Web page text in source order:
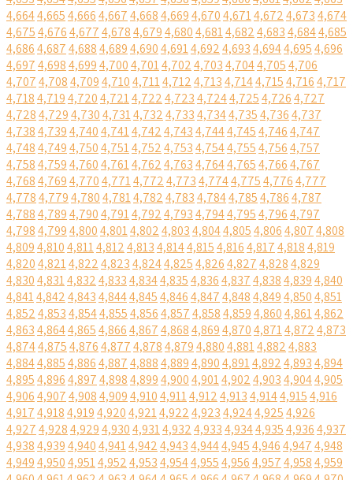
4,6644,6654,6664,6674,6684,6694,6704,6714,6724,6734,674
4,6754,6764,6774,6784,6794,6804,6814,6824,6834,6844,685
4,6864,6874,6884,6894,6904,6914,6924,6934,6944,6954,696
4,6974,6984,6994,7004,7014,7024,7034,7044,7054,706
4,7074,7084,7094,7104,7114,7124,7134,7144,7154,7164,717
4,7184,7194,7204,7214,7224,7234,7244,7254,7264,727
4,7284,7294,7304,7314,7324,7334,7344,7354,7364,737
4,7384,7394,7404,7414,7424,7434,7444,7454,7464,747
4,7484,7494,7504,7514,7524,7534,7544,7554,7564,757
4,7584,7594,7604,7614,7624,7634,7644,7654,7664,767
4,7684,7694,7704,7714,7724,7734,7744,7754,7764,777
4,7784,7794,7804,7814,7824,7834,7844,7854,7864,787
4,7884,7894,7904,7914,7924,7934,7944,7954,7964,797
4,7984,7994,8004,8014,8024,8034,8044,8054,8064,8074,808
4,8094,8104,8114,8124,8134,8144,8154,8164,8174,8184,819
4,8204,8214,8224,8234,8244,8254,8264,8274,8284,829
4,8304,8314,8324,8334,8344,8354,8364,8374,8384,8394,840
4,8414,8424,8434,8444,8454,8464,8474,8484,8494,8504,851
4,8524,8534,8544,8554,8564,8574,8584,8594,8604,8614,862
4,8634,8644,8654,8664,8674,8684,8694,8704,8714,8724,873
4,8744,8754,8764,8774,8784,8794,8804,8814,8824,883
4,8844,8854,8864,8874,8884,8894,8904,8914,8924,8934,894
4,8954,8964,8974,8984,8994,9004,9014,9024,9034,9044,905
4,9064,9074,9084,9094,9104,9114,9124,9134,9144,9154,916
4,9174,9184,9194,9204,9214,9224,9234,9244,9254,926
4,9274,9284,9294,9304,9314,9324,9334,9344,9354,9364,937
4,9384,9394,9404,9414,9424,9434,9444,9454,9464,9474,948
4,9494,9504,9514,9524,9534,9544,9554,9564,9574,9584,959